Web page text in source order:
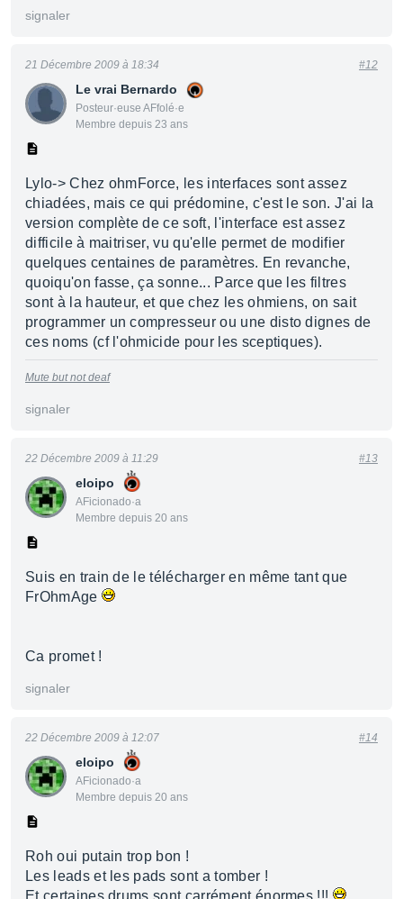
signaler
Le vrai Bernardo
Posteur·euse AFfolé·e
Membre depuis 23 ans
21 Décembre 2009 à 18:34 #12
Lylo-> Chez ohmForce, les interfaces sont assez
chiadées, mais ce qui prédomine, c'est le son. J'ai la
version complète de ce soft, l'interface est assez
difficile à maitriser, vu qu'elle permet de modifier
quelques centaines de paramètres. En revanche,
quoiqu'on fasse, ça sonne... Parce que les filtres
sont à la hauteur, et que chez les ohmiens, on sait
programmer un compresseur ou une disto dignes de
ces noms (cf l'ohmicide pour les sceptiques).
Mute but not deaf
signaler
eloipo
AFicionado·a
Membre depuis 20 ans
22 Décembre 2009 à 11:29 #13
Suis en train de le télécharger en même tant que
FrOhmAge
Ca promet !
signaler
eloipo
AFicionado·a
Membre depuis 20 ans
22 Décembre 2009 à 12:07 #14
Roh oui putain trop bon !
Les leads et les pads sont a tomber !
Et certaines drums sont carrément énormes !!!